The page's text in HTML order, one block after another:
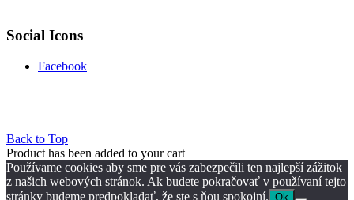
Social Icons
Facebook
Back to Top
Product has been added to your cart
Používame cookies aby sme pre vás zabezpečili ten najlepší zážitok
z našich webových stránok. Ak budete pokračovať v používaní tejto
stránky budeme predpokladať, že ste s ňou spokojní. Ok